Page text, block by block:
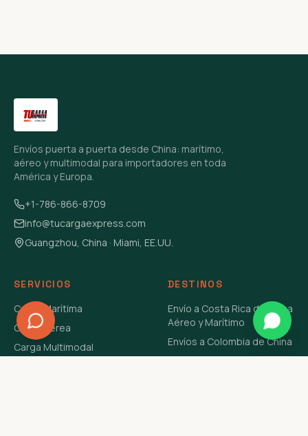
Envíos puerta a puerta desde China: marítimo,
aéreo y multimodal para importadores en toda
América y Europa.
+1-786-866-8709
info@tucargaexpress.com
Guangzhou, China · Miami, EE.UU.
SERVICIOS
Carga Marítima
Carga Aérea
Carga Multimodal
DESTINOS
Envío a Costa Rica de China
Aéreo y Marítimo
Envíos a Colombia de China